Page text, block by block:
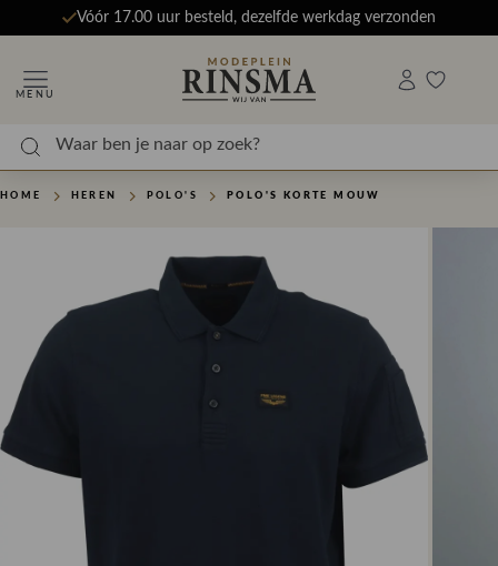
Vóór 17.00 uur besteld, dezelfde werkdag verzonden
MENU
HOME HEREN POLO'S POLO'S KORTE MOUW